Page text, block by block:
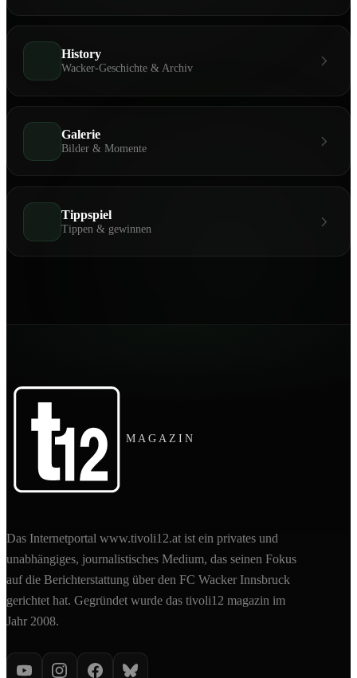
History
Wacker-Geschichte & Archiv
Galerie
Bilder & Momente
Tippspiel
Tippen & gewinnen
MAGAZIN
Das Internetportal www.tivoli12.at ist ein privates und
unabhängiges, journalistisches Medium, das seinen Fokus
auf die Berichterstattung über den FC Wacker Innsbruck
gerichtet hat. Gegründet wurde das tivoli12 magazin im
Jahr 2008.